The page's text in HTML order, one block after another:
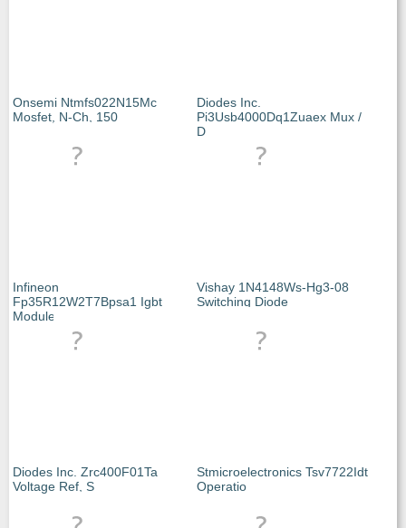
Onsemi Ntmfs022N15Mc
Mosfet, N-Ch, 150
Diodes Inc.
Pi3Usb4000Dq1Zuaex Mux /
D
Infineon
Fp35R12W2T7Bpsa1 Igbt
Module,
Vishay 1N4148Ws-Hg3-08
Switching Diode
Diodes Inc. Zrc400F01Ta
Voltage Ref, S
Stmicroelectronics Tsv7722Idt
Operatio